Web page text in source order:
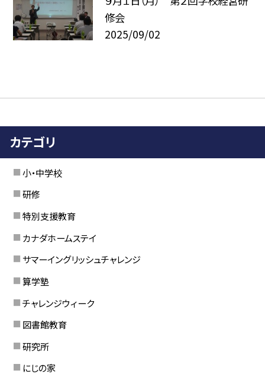
修会
2025/09/02
カテゴリ
小・中学校
研修
特別支援教育
カナダホームステイ
サマーイングリッシュチャレンジ
算学塾
チャレンジウィーク
図書館教育
研究所
にじの家